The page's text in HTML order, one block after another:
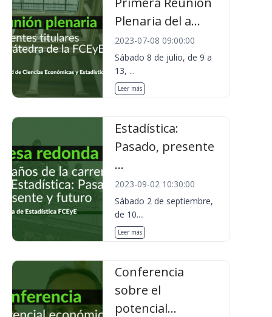
Plenaria del a...
2023-07-08 09:00:00
Sábado 8 de julio, de 9 a
13, ...
Leer más
Estadística:
Pasado, presente
...
2023-09-02 10:30:00
Sábado 2 de septiembre,
de 10....
Leer más
Conferencia
sobre el
potencial...